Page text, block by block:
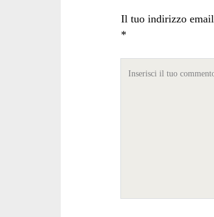
Il tuo indirizzo
*